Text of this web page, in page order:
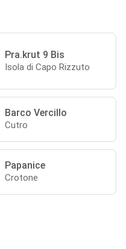
Pra.krut 9 Bis
Isola di Capo Rizzuto
Barco Vercillo
Cutro
Papanice
Crotone